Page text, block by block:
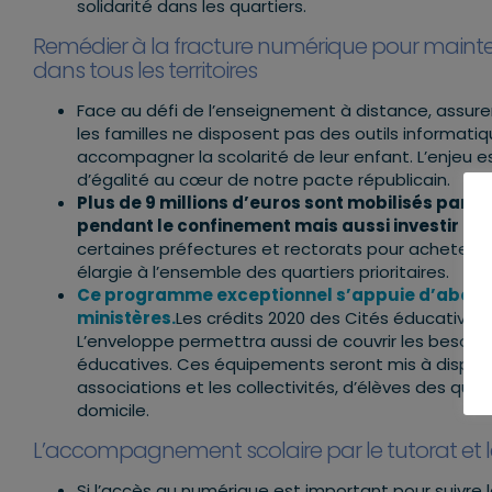
solidarité dans les quartiers.
Remédier à la fracture numérique pour
dans tous les territoires
Face au défi de l’enseignement à distance,
les familles ne disposent pas des outils
accompagner la scolarité de leur enfant. L’enjeu
d’égalité au cœur de notre pacte républicain.
Plus de 9 millions d’euros sont mobilisés par
pendant le confinement mais aussi investir
certaines préfectures et rectorats pour acheter
élargie à l’ensemble des quartiers prioritaires.
Ce programme exceptionnel s’appuie
ministères.Les crédits 2020 des Cités
L’enveloppe permettra aussi de couvrir les
éducatives. Ces équipements seront mis à
associations et les collectivités, d’élèves des
domicile.
L’accompagnement scolaire par le tutorat et